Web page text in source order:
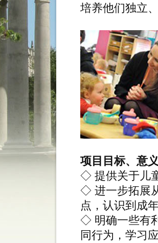
培养他们独立
项目目标、意
◇ 提供关于儿
◇ 进一步拓展
点，认识到成
◇ 明确一些有
同行为，学习